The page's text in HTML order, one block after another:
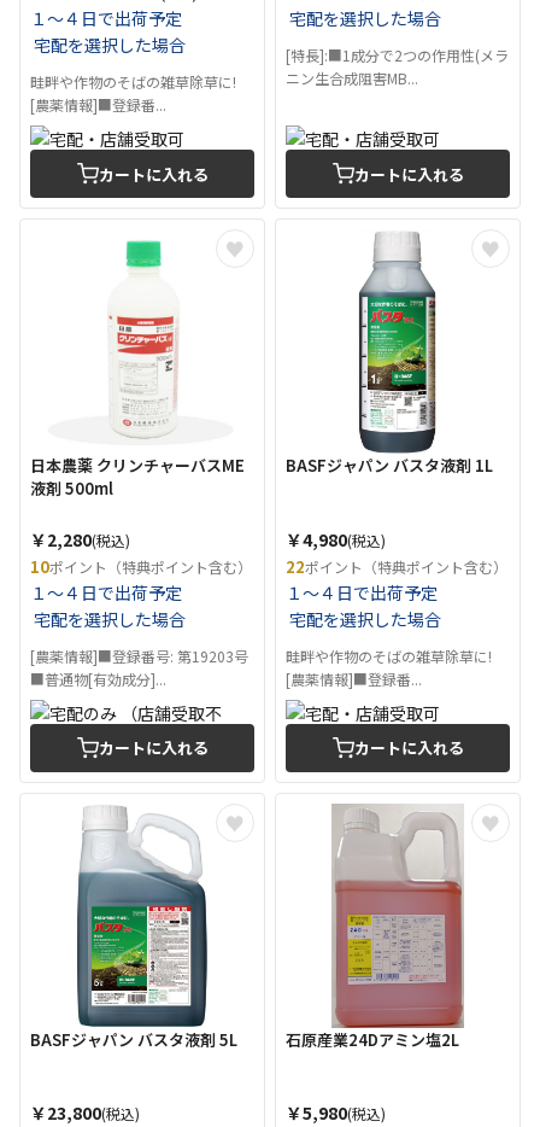
１～４日で出荷予定
宅配を選択した場合
畦畔や作物のそばの雑草除草に!
[農薬情報]■登録番...
カートに入れる
宅配を選択した場合
[特長]:■1成分で2つの作用性(メラ
ニン生合成阻害MB...
カートに入れる
日本農薬 クリンチャーバスМE
液剤 500ml
￥2,280(税込)
10ポイント（特典ポイント含む）
１～４日で出荷予定
宅配を選択した場合
[農薬情報]■登録番号: 第19203号
■普通物[有効成分]...
カートに入れる
BASFジャパン バスタ液剤 1L
￥4,980(税込)
22ポイント（特典ポイント含む）
１～４日で出荷予定
宅配を選択した場合
畦畔や作物のそばの雑草除草に!
[農薬情報]■登録番...
カートに入れる
BASFジャパン バスタ液剤 5L
￥23,800(税込)
石原産業24Dアミン塩2L
￥5,980(税込)